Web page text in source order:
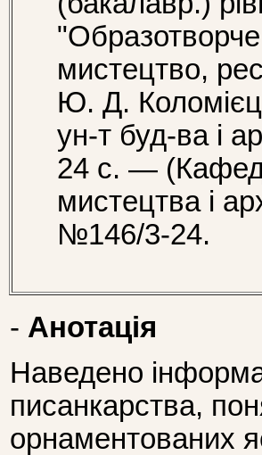
мистецтво,
Ю. Д.
ун-т буд-ва і
24 с. —
мистецтва і
№146/3-24.
- Анотація
Наведено
писанкарства,
орнаментованих